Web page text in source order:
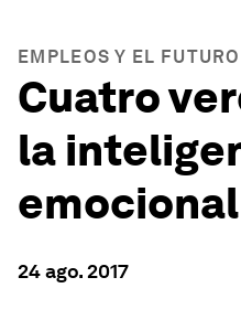
EMPLEOS Y EL
Cuatro
la
emocional
24 ago. 2017